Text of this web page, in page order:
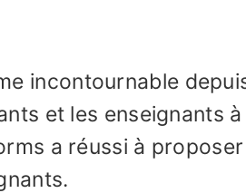
incontournable
et les enseignants à
a réussi à